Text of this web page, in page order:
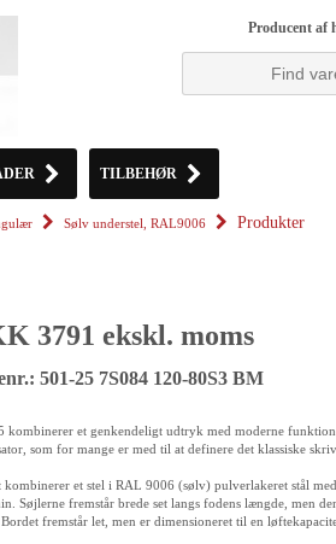
Producent af
TILBEHØR
Sølv understel, RAL9006 Produkter
3791 ekskl. moms
501-25 7S084 120-80S3 BM
kombinerer et genkendeligt udtryk med moderne
som for mange er med til at definere det klassiske
kombinerer et stel i RAL 9006 (sølv) pulverlakeret stål
Søjlerne fremstår brede set langs fodens længde, men
fremstår let, men er dimensioneret til en